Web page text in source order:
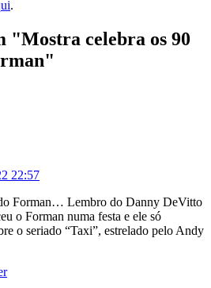
.
"Mostra celebra os 90
"
22:57
Forman… Lembro do Danny DeVitto
o Forman numa festa e ele só
o seriado “Taxi”, estrelado pelo Andy